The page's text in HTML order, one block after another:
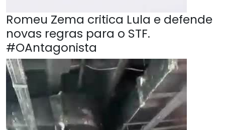
Romeu Zema critica Lula e defende
novas regras para o STF.
#OAntagonista